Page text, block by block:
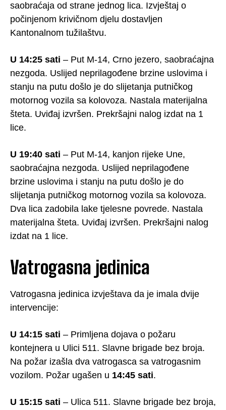
saobraćaja od strane jednog lica. Izvještaj o
počinjenom krivičnom djelu dostavljen
Kantonalnom tužilaštvu.
U 14:25 sati – Put M-14, Crno jezero, saobraćajna
nezgoda. Uslijed neprilagođene brzine uslovima i
stanju na putu došlo je do slijetanja putničkog
motornog vozila sa kolovoza. Nastala materijalna
šteta. Uviđaj izvršen. Prekršajni nalog izdat na 1
lice.
U 19:40 sati – Put M-14, kanjon rijeke Une,
saobraćajna nezgoda. Uslijed neprilagođene
brzine uslovima i stanju na putu došlo je do
slijetanja putničkog motornog vozila sa kolovoza.
Dva lica zadobila lake tjelesne povrede. Nastala
materijalna šteta. Uviđaj izvršen. Prekršajni nalog
izdat na 1 lice.
Vatrogasna jedinica
Vatrogasna jedinica izvještava da je imala dvije
intervencije:
U 14:15 sati – Primljena dojava o požaru
kontejnera u Ulici 511. Slavne brigade bez broja.
Na požar izašla dva vatrogasca sa vatrogasnim
vozilom. Požar ugašen u 14:45 sati.
U 15:15 sati – Ulica 511. Slavne brigade bez broja,